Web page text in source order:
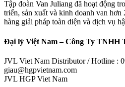
Tập đoàn Van Juliang đã hoạt động
triển, sản xuất và kinh doanh van hơn
hàng giải pháp toàn diện và dịch vụ
Đại lý Việt Nam – Công Ty TNHH
JVL Viet Nam Distributor / Hotline :
giau@hgpvietnam.com
JVL HGP Viet Nam